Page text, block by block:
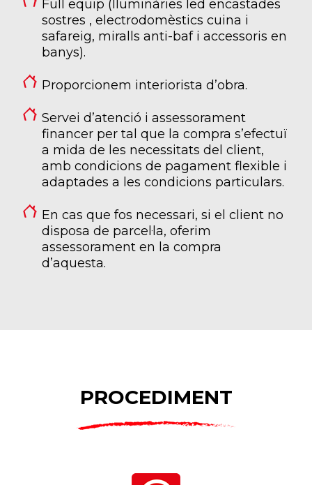
Full equip (lluminàries led encastades
sostres , electrodomèstics cuina i
safareig, miralls anti-baf i accessoris en
banys).
Proporcionem interiorista d’obra.
Servei d’atenció i assessorament
financer per tal que la compra s’efectuï
a mida de les necessitats del client,
amb condicions de pagament flexible i
adaptades a les condicions particulars.
En cas que fos necessari, si el client no
disposa de parcel·la, oferim
assessorament en la compra
d’aquesta.
PROCEDIMENT